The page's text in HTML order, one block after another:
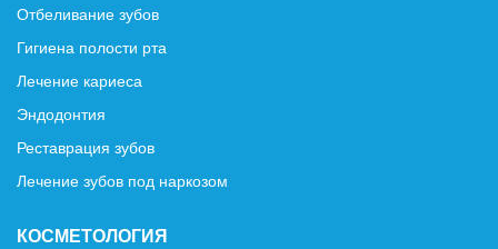
Отбеливание зубов
Гигиена полости рта
Лечение кариеса
Эндодонтия
Реставрация зубов
Лечение зубов под наркозом
КОСМЕТОЛОГИЯ